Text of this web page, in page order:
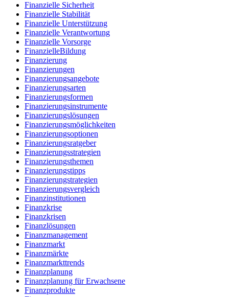
Finanzielle Sicherheit
Finanzielle Stabilität
Finanzielle Unterstützung
Finanzielle Verantwortung
Finanzielle Vorsorge
FinanzielleBildung
Finanzierung
Finanzierungen
Finanzierungsangebote
Finanzierungsarten
Finanzierungsformen
Finanzierungsinstrumente
Finanzierungslösungen
Finanzierungsmöglichkeiten
Finanzierungsoptionen
Finanzierungsratgeber
Finanzierungsstrategien
Finanzierungsthemen
Finanzierungstipps
Finanzierungstrategien
Finanzierungsvergleich
Finanzinstitutionen
Finanzkrise
Finanzkrisen
Finanzlösungen
Finanzmanagement
Finanzmarkt
Finanzmärkte
Finanzmarkttrends
Finanzplanung
Finanzplanung für Erwachsene
Finanzprodukte